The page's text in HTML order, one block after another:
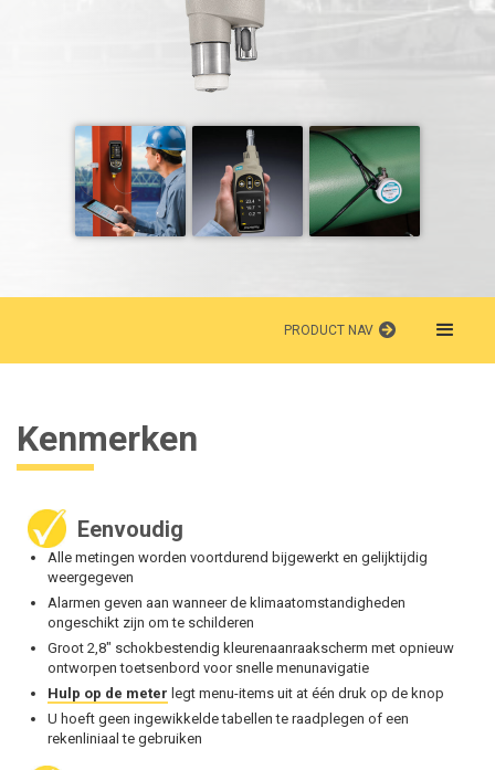
PRODUCT NAV
Kenmerken
Eenvoudig
Alle metingen worden voortdurend bijgewerkt en gelijktijdig
weergegeven
Alarmen geven aan wanneer de klimaatomstandigheden
ongeschikt zijn om te schilderen
Groot 2,8" schokbestendig kleurenaanraakscherm met opnieuw
ontworpen toetsenbord voor snelle menunavigatie
Hulp op de meter legt menu-items uit at één druk op de knop
U hoeft geen ingewikkelde tabellen te raadplegen of een
rekenliniaal te gebruiken